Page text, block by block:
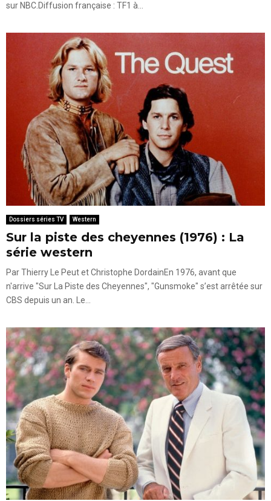
sur NBC.Diffusion française : TF1 à...
Dossiers séries TV Western
Sur la piste des cheyennes (1976) : La
série western
Par Thierry Le Peut et Christophe DordainEn 1976, avant que
n'arrive "Sur La Piste des Cheyennes", "Gunsmoke" s’est arrêtée sur
CBS depuis un an. Le...